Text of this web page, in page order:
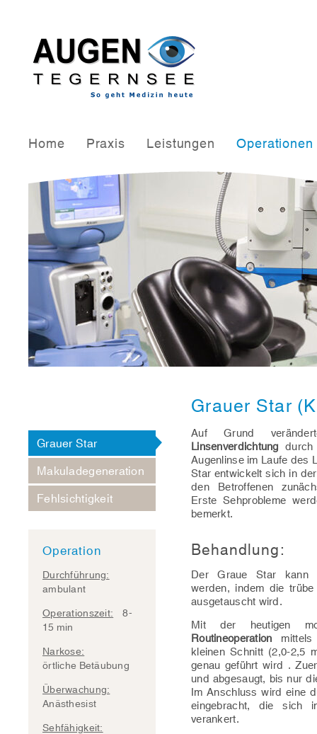
Home Praxis Leistungen Operationen
Grauer Star
Makuladegeneration
Fehlsichtigkeit
Operation
Durchführung:
ambulant
Operationszeit: 8-
15 min
Narkose:
örtliche Betäubung
Überwachung:
Anästhesist
Sehfähigkeit:
Grauer Star
Auf Grund
Linsenverdichtung durch
Augenlinse im Laufe des
Star entwickelt sich in
den Betroffenen
Erste Sehprobleme
bemerkt.
Behandlung:
Der Graue Star kann
werden, indem die
ausgetauscht wird.
Mit der heutigen
Routineoperation
kleinen Schnitt (2,0-2,5
genau geführt wird .
und abgesaugt, bis nur
Im Anschluss wird eine
eingebracht, die sich
verankert.